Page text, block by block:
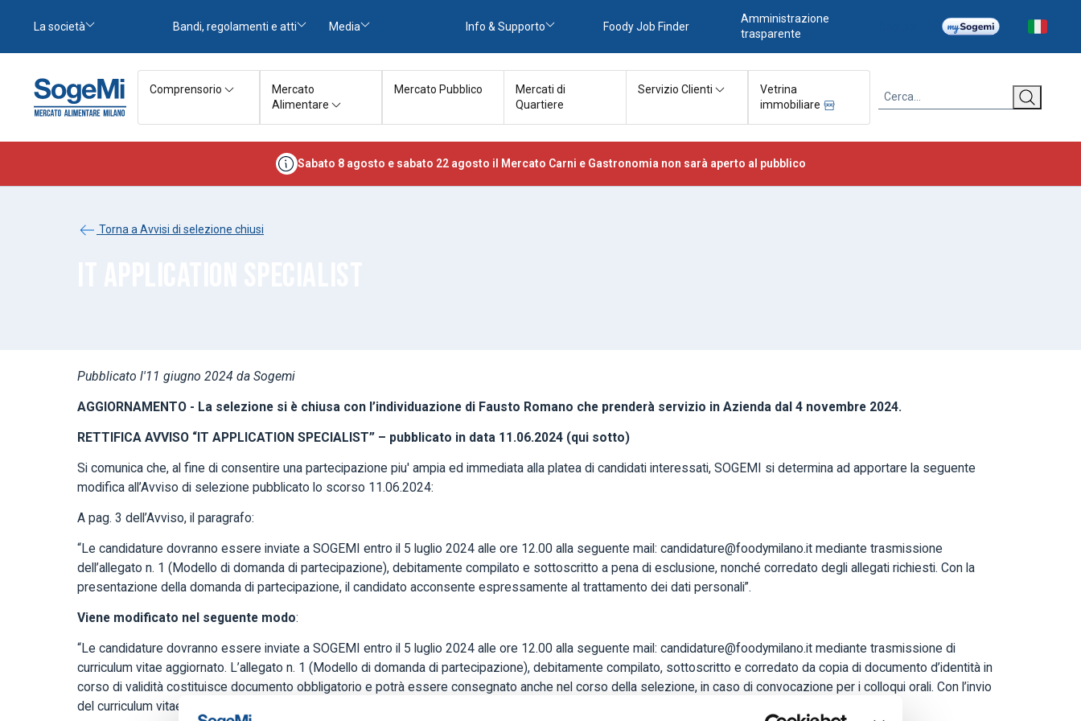
La società Bandi, regolamenti e atti Media Info & Supporto Foody Job Finder
Amministrazione
trasparente
Comprensorio
Mercato
Alimentare
Mercato Pubblico
Mercati di
Quartiere
Servizio Clienti
Vetrina
immobiliare
Sabato 8 agosto e sabato 22 agosto il Mercato Carni e Gastronomia non sarà aperto al pubblico
Torna a Avvisi di selezione chiusi
Pubblicato l'11 giugno 2024 da Sogemi
AGGIORNAMENTO - La selezione si è chiusa con l’individuazione di Fausto Romano che prenderà servizio in Azienda dal 4 novembre 2024.
RETTIFICA AVVISO “IT APPLICATION SPECIALIST” – pubblicato in data 11.06.2024 (qui sotto)
Si comunica che, al fine di consentire una partecipazione piu' ampia ed immediata alla platea di candidati interessati, SOGEMI si determina ad apportare la seguente
modifica all’Avviso di selezione pubblicato lo scorso 11.06.2024:
A pag. 3 dell’Avviso, il paragrafo:
“Le candidature dovranno essere inviate a SOGEMI entro il 5 luglio 2024 alle ore 12.00 alla seguente mail: candidature@foodymilano.it mediante trasmissione
dell’allegato n. 1 (Modello di domanda di partecipazione), debitamente compilato e sottoscritto a pena di esclusione, nonché corredato degli allegati richiesti. Con la
presentazione della domanda di partecipazione, il candidato acconsente espressamente al trattamento dei dati personali”.
Viene modificato nel seguente modo:
“Le candidature dovranno essere inviate a SOGEMI entro il 5 luglio 2024 alle ore 12.00 alla seguente mail: candidature@foodymilano.it mediante trasmissione di
curriculum vitae aggiornato. L’allegato n. 1 (Modello di domanda di partecipazione), debitamente compilato, sottoscritto e corredato da copia di documento d’identità in
corso di validità costituisce documento obbligatorio e potrà essere consegnato anche nel corso della selezione, in caso di convocazione per i colloqui orali. Con l’invio
del curriculum vitae all’indirizzo e-mail sopra indicato il candidato acconsente espressamente al trattamento dei dati personali”.